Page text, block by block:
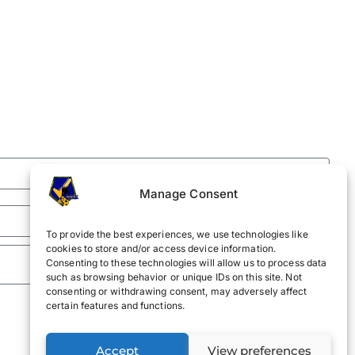
Manage Consent
To provide the best experiences, we use technologies like
cookies to store and/or access device information.
Consenting to these technologies will allow us to process data
such as browsing behavior or unique IDs on this site. Not
consenting or withdrawing consent, may adversely affect
certain features and functions.
Accept View preferences